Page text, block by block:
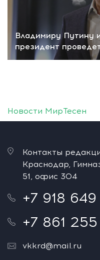
Владимиру Путину
президент
Новости МирТесен
Контакты
Краснодар,
51, офис 304
+7 918
+7 861
vkkrd@mail.ru